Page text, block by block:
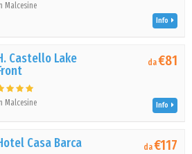
Malcesine
Info
Castello Lake
Malcesine
da€81
Info
Casa Barca da€117